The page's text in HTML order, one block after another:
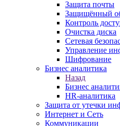
Защита почты
Защищённый
Контроль
Очистка диска
Сетевая
Управление
Шифрование
Бизнес аналитика
Назад
Бизнес
HR-аналитика
Защита от утечки
Интернет и Сеть
Коммуникации